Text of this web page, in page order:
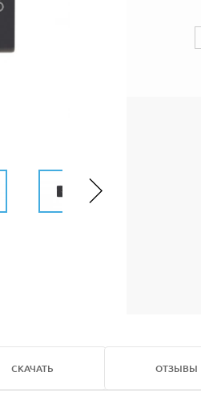
СКАЧАТЬ ОТЗЫВЫ